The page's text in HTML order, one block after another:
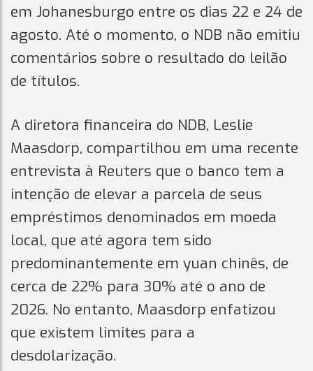
em Johanesburgo entre os dias 22 e 24 de
agosto. Até o momento, o NDB não emitiu
comentários sobre o resultado do leilão
de títulos.
A diretora financeira do NDB, Leslie
Maasdorp, compartilhou em uma recente
entrevista à Reuters que o banco tem a
intenção de elevar a parcela de seus
empréstimos denominados em moeda
local, que até agora tem sido
predominantemente em yuan chinês, de
cerca de 22% para 30% até o ano de
2026. No entanto, Maasdorp enfatizou
que existem limites para a
desdolarização.